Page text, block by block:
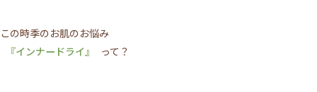
この時季のお肌のお悩み
『インナードライ』
って？